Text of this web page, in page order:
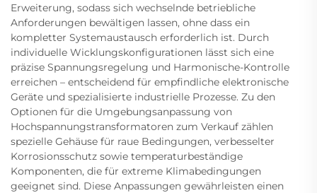
Erweiterung, sodass sich wechselnde betriebliche
Anforderungen bewältigen lassen, ohne dass ein
kompletter Systemaustausch erforderlich ist. Durch
individuelle Wicklungskonfigurationen lässt sich eine
präzise Spannungsregelung und Harmonische-Kontrolle
erreichen – entscheidend für empfindliche elektronische
Geräte und spezialisierte industrielle Prozesse. Zu den
Optionen für die Umgebungsanpassung von
Hochspannungstransformatoren zum Verkauf zählen
spezielle Gehäuse für raue Bedingungen, verbesselter
Korrosionsschutz sowie temperaturbeständige
Komponenten, die für extreme Klimabedingungen
geeignet sind. Diese Anpassungen gewährleisten einen